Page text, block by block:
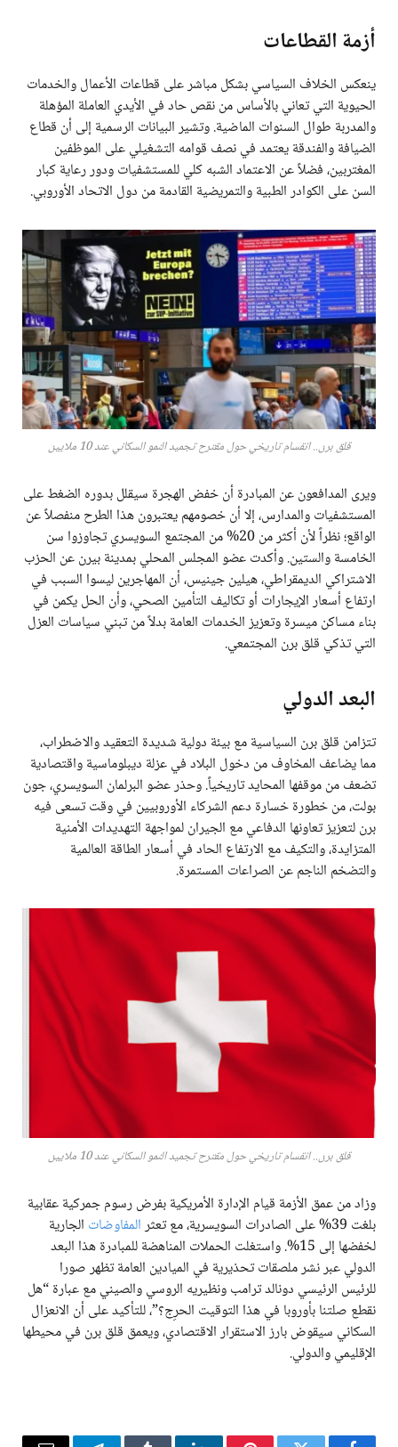
أزمة القطاعات
ينعكس الخلاف السياسي بشكل مباشر على قطاعات الأعمال والخدمات
الحيوية التي تعاني بالأساس من نقص حاد في الأيدي العاملة المؤهلة
والمدربة طوال السنوات الماضية. وتشير البيانات الرسمية إلى أن قطاع
الضيافة والفندقة يعتمد في نصف قوامه التشغيلي على الموظفين
المغتربين، فضلاً عن الاعتماد الشبه كلي للمستشفيات ودور رعاية كبار
السن على الكوادر الطبية والتمريضية القادمة من دول الاتحاد الأوروبي.
قلق برن.. انقسام تاريخي حول مقترح تجميد النمو السكاني عند 10 ملايين
ويرى المدافعون عن المبادرة أن خفض الهجرة سيقلل بدوره الضغط على
المستشفيات والمدارس، إلا أن خصومهم يعتبرون هذا الطرح منفصلاً عن
الواقع؛ نظراً لأن أكثر من 20% من المجتمع السويسري تجاوزوا سن
الخامسة والستين. وأكدت عضو المجلس المحلي بمدينة بيرن عن الحزب
الاشتراكي الديمقراطي، هيلين جينيس، أن المهاجرين ليسوا السبب في
ارتفاع أسعار الإيجارات أو تكاليف التأمين الصحي، وأن الحل يكمن في
بناء مساكن ميسرة وتعزيز الخدمات العامة بدلاً من تبني سياسات العزل
التي تذكي قلق برن المجتمعي.
البعد الدولي
تتزامن قلق برن السياسية مع بيئة دولية شديدة التعقيد والاضطراب،
مما يضاعف المخاوف من دخول البلاد في عزلة ديبلوماسية واقتصادية
تضعف من موقفها المحايد تاريخياً. وحذر عضو البرلمان السويسري، جون
بولت، من خطورة خسارة دعم الشركاء الأوروبيين في وقت تسعى فيه
برن لتعزيز تعاونها الدفاعي مع الجيران لمواجهة التهديدات الأمنية
المتزايدة، والتكيف مع الارتفاع الحاد في أسعار الطاقة العالمية
والتضخم الناجم عن الصراعات المستمرة.
قلق برن.. انقسام تاريخي حول مقترح تجميد النمو السكاني عند 10 ملايين
وزاد من عمق الأزمة قيام الإدارة الأمريكية بفرض رسوم جمركية عقابية
بلغت 39% على الصادرات السويسرية، مع تعثر
المفاوضات الجارية
لخفضها إلى 15%. واستغلت الحملات المناهضة للمبادرة هذا البعد
الدولي عبر نشر ملصقات تحذيرية في الميادين العامة تظهر صورا
للرئيس الرئيسي دونالد ترامب ونظيريه الروسي والصيني مع عبارة “هل
نقطع صلتنا بأوروبا في هذا التوقيت الحرِج؟”، للتأكيد على أن الانعزال
السكاني سيقوض بارز الاستقرار الاقتصادي، ويعمق قلق برن في محيطها
الإقليمي والدولي.